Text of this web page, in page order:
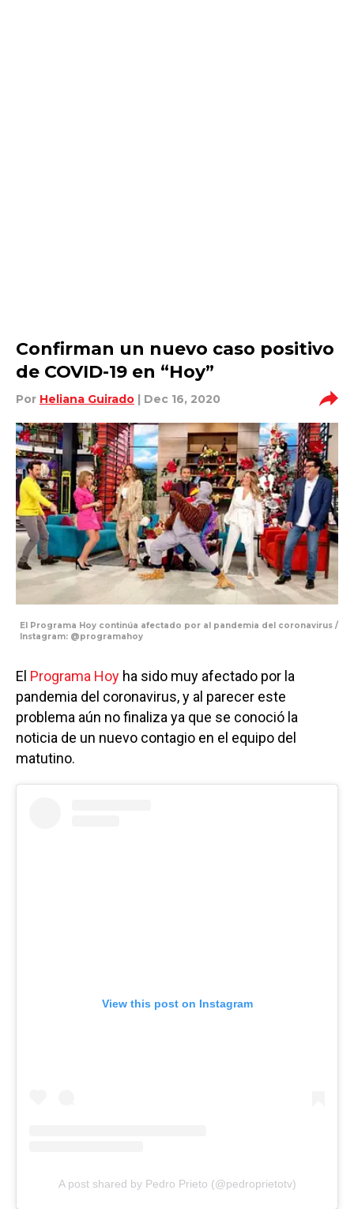
Confirman un nuevo caso positivo
de COVID-19 en “Hoy”
Por Heliana Guirado | Dec 16, 2020
El Programa Hoy continúa afectado por al pandemia del coronavirus /
Instagram: @programahoy
El Programa Hoy ha sido muy afectado por la
pandemia del coronavirus, y al parecer este
problema aún no finaliza ya que se conoció la
noticia de un nuevo contagio en el equipo del
matutino.
View this post on Instagram
A post shared by Pedro Prieto (@pedroprietotv)